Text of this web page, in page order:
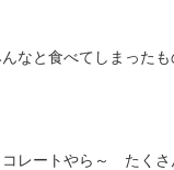
なと食べてしまったも
レートやら～ たくさ